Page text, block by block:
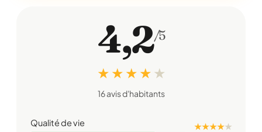
4,2/5
★ ★ ★ ★ ★
16 avis d'habitants
Qualité de vie ★ ★ ★ ★★